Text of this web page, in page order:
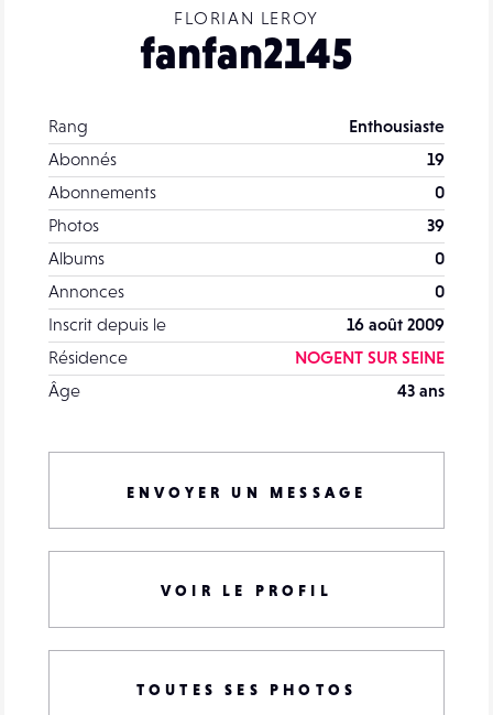
FLORIAN LEROY
fanfan2145
Rang
Enthousiaste
Abonnés
19
Abonnements
0
Photos
39
Albums
0
Annonces
0
Inscrit depuis le
16 août 2009
Résidence
NOGENT SUR SEINE
Âge
43 ans
ENVOYER UN MESSAGE
VOIR LE PROFIL
TOUTES SES PHOTOS